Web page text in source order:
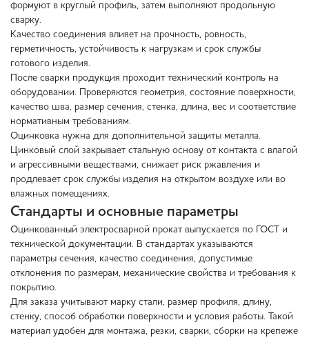
формуют в круглый профиль, затем выполняют продольную
сварку.
Качество соединения влияет на прочность, ровность,
герметичность, устойчивость к нагрузкам и срок службы
готового изделия.
После сварки продукция проходит технический контроль на
оборудовании. Проверяются геометрия, состояние поверхности,
качество шва, размер сечения, стенка, длина, вес и соответствие
нормативным требованиям.
Оцинковка нужна для дополнительной защиты металла.
Цинковый слой закрывает стальную основу от контакта с влагой
и агрессивными веществами, снижает риск ржавления и
продлевает срок службы изделия на открытом воздухе или во
влажных помещениях.
Стандарты и основные параметры
Оцинкованный электросварной прокат выпускается по ГОСТ и
технической документации. В стандартах указываются
параметры сечения, качество соединения, допустимые
отклонения по размерам, механические свойства и требования к
покрытию.
Для заказа учитывают марку стали, размер профиля, длину,
стенку, способ обработки поверхности и условия работы. Такой
материал удобен для монтажа, резки, сварки, сборки на крепеже